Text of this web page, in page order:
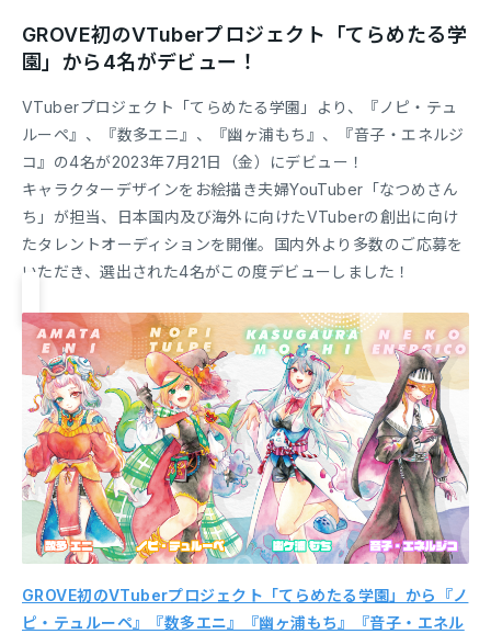
GROVE初のVTuberプロジェクト「てらめたる学
園」から4名がデビュー！
VTuberプロジェクト「てらめたる学園」より、『ノピ・テュ
ルーペ』、『数多エニ』、『幽ヶ浦もち』、『音子・エネルジ
コ』の4名が2023年7月21日（金）にデビュー！
キャラクターデザインをお絵描き夫婦YouTuber「なつめさん
ち」が担当、日本国内及び海外に向けたVTuberの創出に向け
たタレントオーディションを開催。国内外より多数のご応募を
いただき、選出された4名がこの度デビューしました！
GROVE初のVTuberプロジェクト「てらめたる学園」から『ノ
ピ・テュルーペ』『数多エニ』『幽ヶ浦もち』『音子・エネル